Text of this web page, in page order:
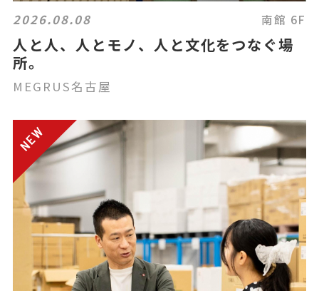
2026.08.08 南館 6F
人と人、人とモノ、人と文化をつなぐ場
所。
MEGRUS名古屋